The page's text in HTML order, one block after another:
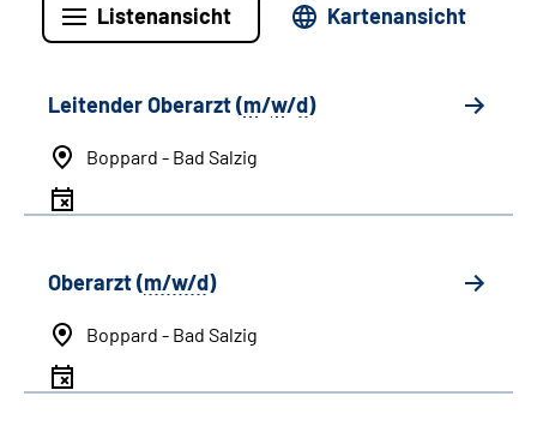
Listenansicht Kartenansicht
Leitender Oberarzt (m/w/d)
Boppard - Bad Salzig
Oberarzt (m/w/d)
Boppard - Bad Salzig